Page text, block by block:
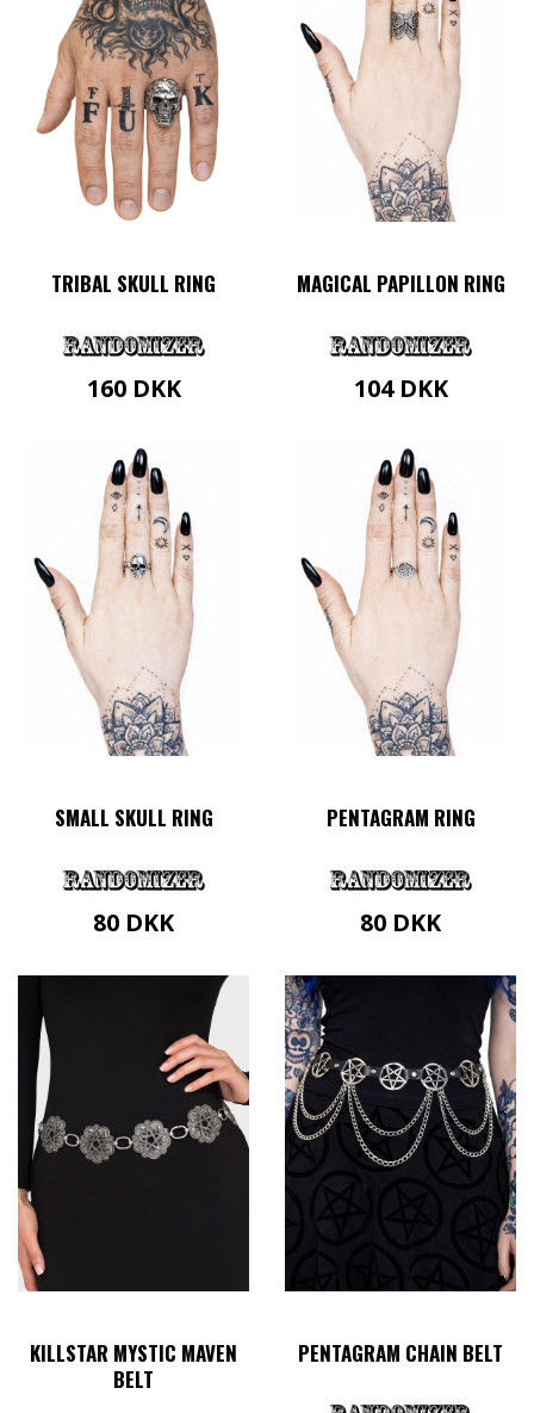
TRIBAL SKULL RING
160 DKK
har
flere
varianter.
Mulighederne
kan
vælges
varesiden
MAGICAL PAPILLON RING
104 DKK
SMALL SKULL RING
80 DKK
PENTAGRAM RING
80 DKK
KILLSTAR MYSTIC MAVEN
BELT
PENTAGRAM CHAIN BELT